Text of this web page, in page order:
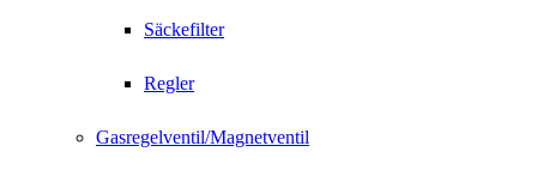
Säckefilter
Regler
Gasregelventil/Magnetventil